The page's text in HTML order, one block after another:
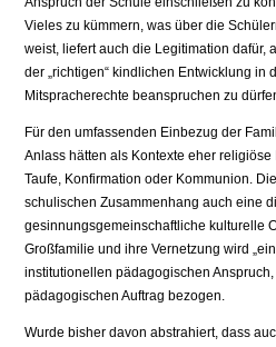
Vieles zu kümmern, was über die
weist, liefert auch die Legitimation dafür,
der „richtigen“ kindlichen Entwicklung in
Mitspracherechte beanspruchen zu
Für den umfassenden Einbezug der
Anlass hätten als Kontexte eher
Taufe, Konfirmation oder Kommunion.
schulischen Zusammenhang auch eine
gesinnungsgemeinschaftliche kulturelle
Großfamilie und ihre Vernetzung wird
institutionellen pädagogischen
pädagogischen Auftrag bezogen.
Wurde bisher davon abstrahiert, dass